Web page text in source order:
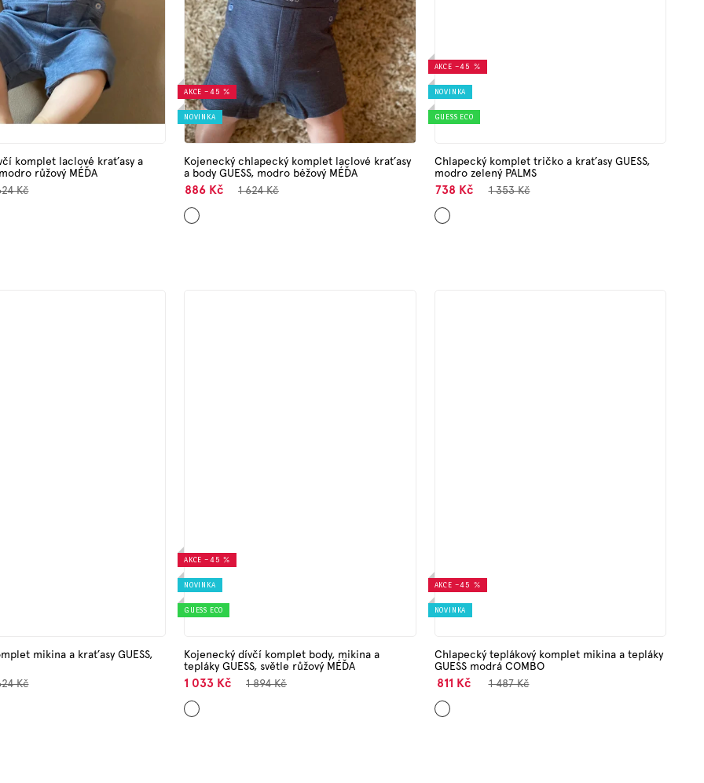
komplet laclové kraťasy a
růžový MÉĎA
Kč
AKCE –45 %
NOVINKA
Kojenecký chlapecký komplet laclové kraťasy
a body GUESS, modro béžový MÉĎA
886 Kč 1 624 Kč
Béžová
AKCE –45 %
NOVINKA
GUESS ECO
Chlapecký komplet tričko a kraťasy GUESS,
modro zelený PALMS
738 Kč 1 353 Kč
Mix
barev
mikina a kraťasy GUESS,
Kč
AKCE –45 %
NOVINKA
GUESS ECO
Kojenecký dívčí komplet body, mikina a
tepláky GUESS, světle růžový MÉĎA
1 033 Kč 1 894 Kč
Světle
růžová
AKCE –45 %
NOVINKA
Chlapecký teplákový komplet mikina a tepláky
GUESS modrá COMBO
811 Kč 1 487 Kč
Mix
barev